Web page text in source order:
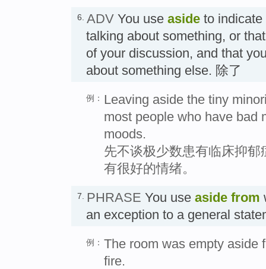
6. ADV You use aside to
talking about something, or
of your discussion, and that
about something else. 除了
例： Leaving aside the tiny
most people who have bad
moods.
先不谈极少数患有临床抑
有很好的情绪。
7. PHRASE You use aside from
an exception to a general
例： The room was empty aside
fire.